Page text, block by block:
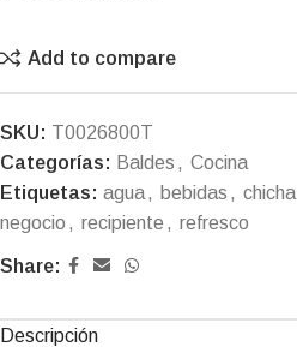
Add to compare
SKU: T0026800T
Categorías: Baldes , Cocina
Etiquetas: agua, bebidas , chicha
negocio , recipiente , refresco
Share:
Descripción